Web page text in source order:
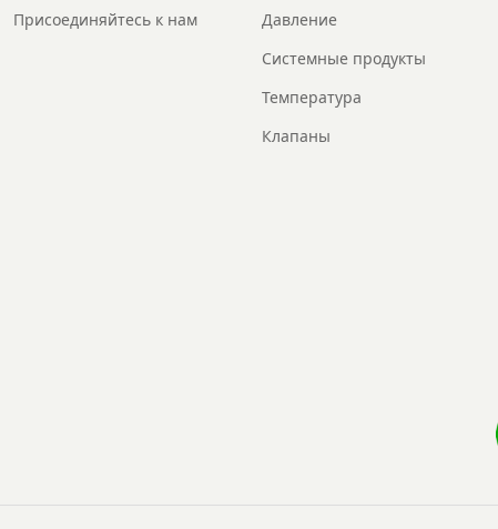
Присоединяйтесь к нам
Давление
Системные продукты
Температура
Клапаны